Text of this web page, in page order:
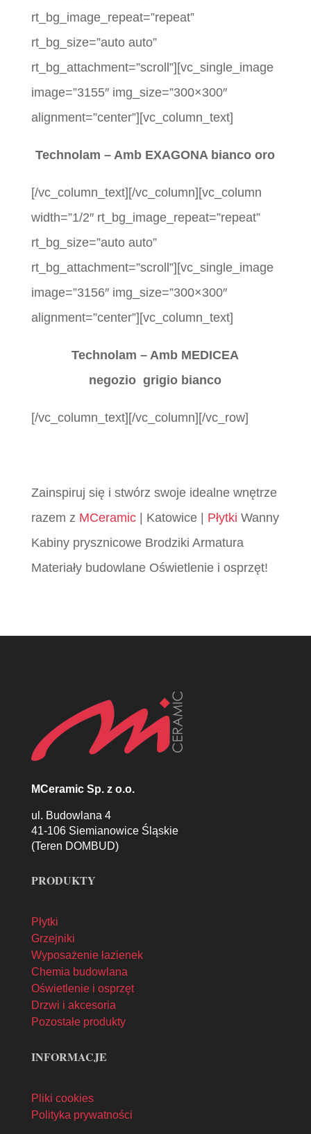
rt_bg_image_repeat=”repeat”
rt_bg_size=”auto auto”
rt_bg_attachment=”scroll”][vc_single_image
image=”3155″ img_size=”300×300″
alignment=”center”][vc_column_text]
Technolam – Amb EXAGONA bianco oro
[/vc_column_text][/vc_column][vc_column
width=”1/2″ rt_bg_image_repeat=”repeat”
rt_bg_size=”auto auto”
rt_bg_attachment=”scroll”][vc_single_image
image=”3156″ img_size=”300×300″
alignment=”center”][vc_column_text]
Technolam – Amb MEDICEA
negozio grigio bianco
[/vc_column_text][/vc_column][/vc_row]
Zainspiruj się i stwórz swoje idealne wnętrze
razem z MCeramic| Katowice | Płytki Wanny
Kabiny prysznicowe Brodziki Armatura
Materiały budowlane Oświetlenie i osprzęt!
MCeramic Sp. z o.o.
ul. Budowlana 4
41-106 Siemianowice Śląskie
(Teren DOMBUD)
PRODUKTY
Płytki
Grzejniki
Wyposażenie łazienek
Chemia budowlana
Oświetlenie i osprzęt
Drzwi i akcesoria
Pozostałe produkty
INFORMACJE
Pliki cookies
Polityka prywatności